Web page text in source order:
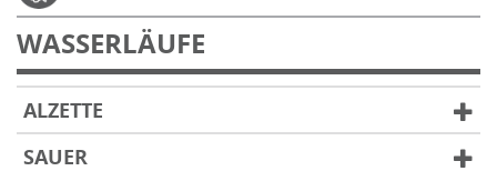
WASSERLÄUFE
ALZETTE
SAUER